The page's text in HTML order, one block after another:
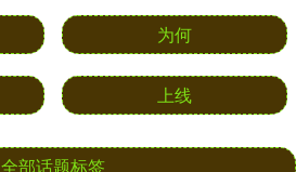
为何
上线
全部话题标签